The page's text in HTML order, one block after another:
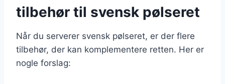
tilbehør til svensk pølseret
Når du serverer svensk pølseret, er der flere
tilbehør, der kan komplementere retten. Her er
nogle forslag: